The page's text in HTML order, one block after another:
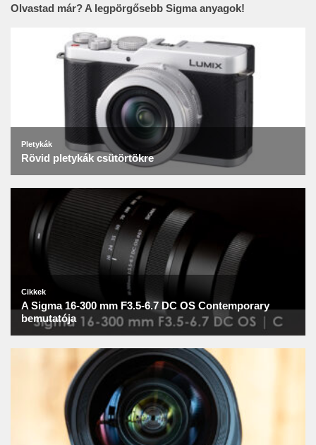
Olvastad már? A legpörgősebb Sigma anyagok!